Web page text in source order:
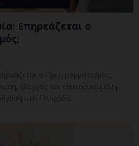
Επηρεάζεται ο
ο Προγραμματισμός;
έλεγχος και εξατομικευμένη
στη Γλυφάδα.